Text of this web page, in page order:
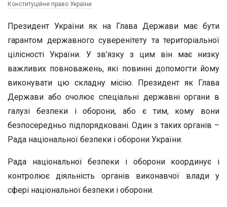
Конституційне право України
Президент України як на Глава Держави має бути
гарантом державного суверенітету та територіальної
цілісності України. У зв’язку з цим він має низку
важливих повноважень, які повинні допомогти йому
виконувати цю складну місію. Президент як Глава
Держави або очолює спеціальні державні органи в
галузі безпеки і оборони, або є тим, кому вони
безпосередньо підпорядковані. Один з таких органів –
Рада національної безпеки і оборони України.
Рада національної безпеки і оборони координує і
контролює діяльність органів виконавчої влади у
сфері національної безпеки і оборони.